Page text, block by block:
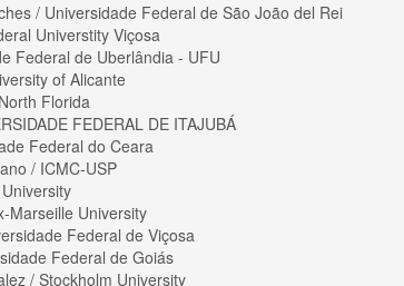
/ Universidade Federal de São João del Rei
Universtity Viçosa
Federal de Uberlândia - UFU
of Alicante
Florida
FEDERAL DE ITAJUBÁ
Federal do Ceara
/ ICMC-USP
Marseille University
Federal de Viçosa
Federal de Goiás
/ Stockholm University